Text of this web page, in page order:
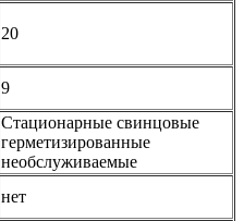
20
9
Стационарные свинцовые
герметизированные
необслуживаемые
нет